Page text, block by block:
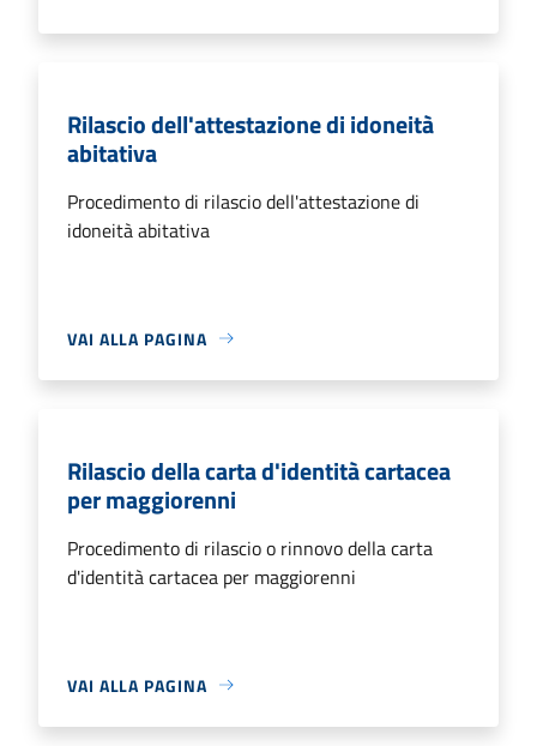
Rilascio dell'attestazione di idoneità
abitativa
Procedimento di rilascio dell'attestazione di
idoneità abitativa
VAI ALLA PAGINA
Rilascio della carta d'identità cartacea
per maggiorenni
Procedimento di rilascio o rinnovo della carta
d'identità cartacea per maggiorenni
VAI ALLA PAGINA